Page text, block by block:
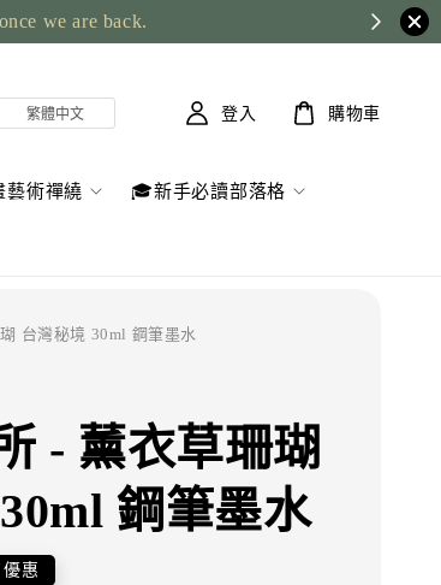
we are back.
藝術禪繞 🎓新手必讀部落格
登入 購物車
台灣秘境 30ml 鋼筆墨水
- 薰衣草珊瑚
鋼筆墨水
優惠